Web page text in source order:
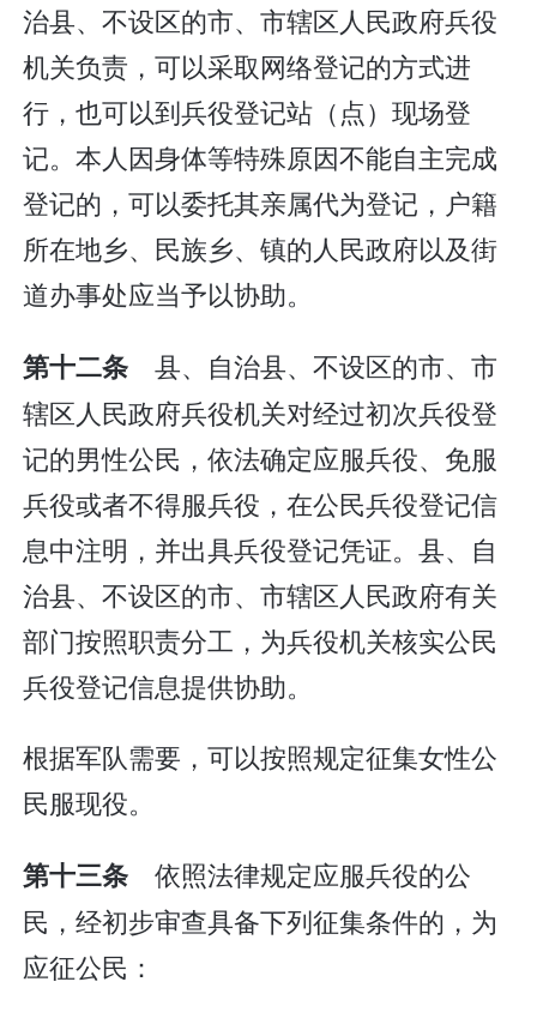
治县、不设区的市、市辖区人民政府兵役
机关负责，可以采取网络登记的方式进
行，也可以到兵役登记站（点）现场登
记。本人因身体等特殊原因不能自主完成
登记的，可以委托其亲属代为登记，户籍
所在地乡、民族乡、镇的人民政府以及街
道办事处应当予以协助。
第十二条 县、自治县、不设区的市、市
辖区人民政府兵役机关对经过初次兵役登
记的男性公民，依法确定应服兵役、免服
兵役或者不得服兵役，在公民兵役登记信
息中注明，并出具兵役登记凭证。县、自
治县、不设区的市、市辖区人民政府有关
部门按照职责分工，为兵役机关核实公民
兵役登记信息提供协助。
根据军队需要，可以按照规定征集女性公
民服现役。
第十三条 依照法律规定应服兵役的公
民，经初步审查具备下列征集条件的，为
应征公民：